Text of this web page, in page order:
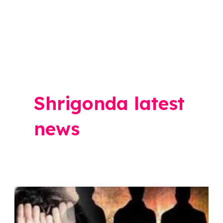
Shrigonda latest
news
Ahmednagar
News: